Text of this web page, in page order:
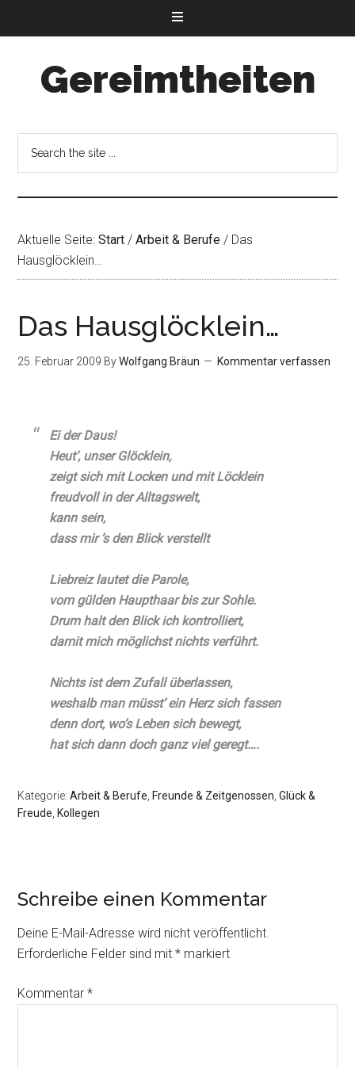
Gereimtheiten
Aktuelle Seite:Start / Arbeit & Berufe / Das
Hausglöcklein…
Das Hausglöcklein…
25. Februar 2009 ByWolfgang Bräun Kommentar verfassen
Ei der Daus!
Heut‘, unser Glöcklein,
zeigt sich mit Locken und mit Löcklein
freudvoll in der Alltagswelt,
kann sein,
dass mir ’s den Blick verstellt
Liebreiz lautet die Parole,
vom gülden Haupthaar bis zur Sohle.
Drum halt den Blick ich kontrolliert,
damit mich möglichst nichts verführt.
Nichts ist dem Zufall überlassen,
weshalb man müsst‘ ein Herz sich fassen
denn dort, wo’s Leben sich bewegt,
hat sich dann doch ganz viel geregt….
Kategorie:Arbeit & Berufe Freunde & Zeitgenossen ,Glück &
Freude Kollegen
Schreibe einen Kommentar
Deine E-Mail-Adresse wird nicht veröffentlicht.
Erforderliche Felder sind mit* markiert
Kommentar*